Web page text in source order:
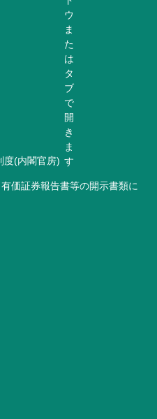
度(内閣官房)
価証券報告書等の開示書類に